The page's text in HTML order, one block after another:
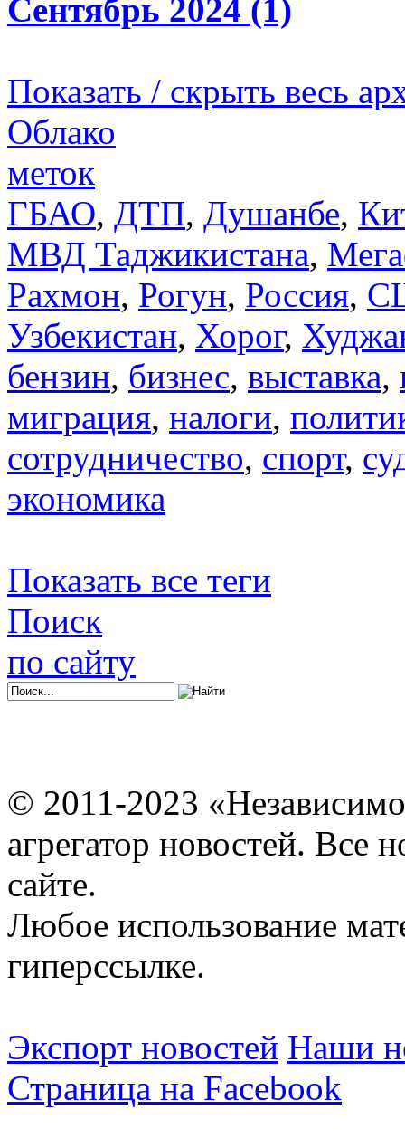
Сентябрь 2024 (1)
Показать / скрыть весь
Облако
меток
ГБАО, ДТП, Душанбе,
МВД Таджикистана,
Рахмон, Рогун, Россия,
Узбекистан, Хорог,
бензин, бизнес, выставка,
миграция, налоги,
сотрудничество, спорт,
экономика
Показать все теги
Поиск
по сайту
© 2011-2023
агрегатор новостей. Все
сайте.
Любое использование
гиперссылке.
Экспорт новостей Наши
Страница на Facebook